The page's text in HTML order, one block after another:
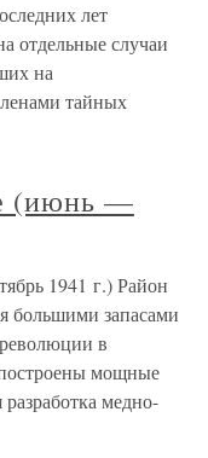
лет
отдельные случаи
на
тайных
(июнь —
1941 г.) Район
большими запасами
в
мощные
медно-